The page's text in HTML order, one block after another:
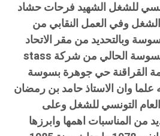
للشغل الشهيد فرحات حشاد
وفي العمل النقابي من
وبالتحديد من مقر الاتحاد
الجهوي للشغل بسوسة الحالي من شركة stass
القراقنة حي جوهرة بسوسة
علما وان الاستاذ حامد بن رمضان
التونسي للشغل وعلى
من المناسبات اهمها وابرزها